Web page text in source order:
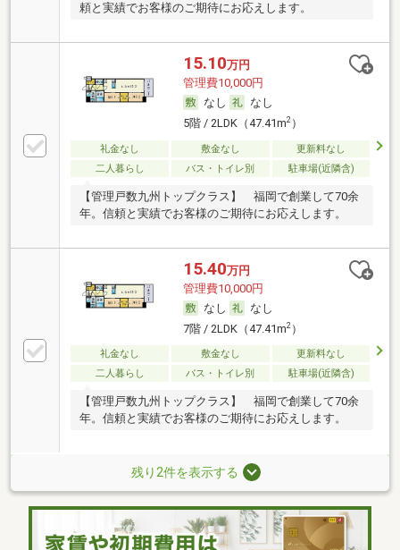
頼と実績でお客様のご期待にお応えします。
15.10万円
管理費10,000円
なし
なし
5階 / 2LDK（47.41m2）
礼金なし 敷金なし
更新料なし
二人暮らし
バス・トイレ別 駐車場(近隣含)
【管理戸数九州トップクラス】 福岡で創業して70余
年。信頼と実績でお客様のご期待にお応えします。
15.40万円
管理費10,000円
なし
なし
7階 / 2LDK（47.41m2）
礼金なし 敷金なし
更新料なし
二人暮らし
バス・トイレ別 駐車場(近隣含)
【管理戸数九州トップクラス】 福岡で創業して70余
年。信頼と実績でお客様のご期待にお応えします。
残り2件を表示する